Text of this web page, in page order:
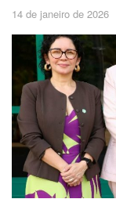
14 de janeiro de 2026